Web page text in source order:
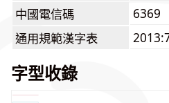
中國電信碼
6369
通用規範漢字表
字型收錄